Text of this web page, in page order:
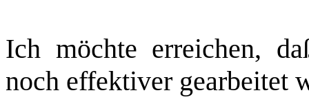
Ich möchte erreichen,
noch effektiver gearbeitet